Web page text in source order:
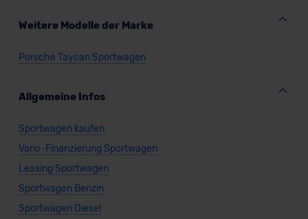
Weitere Modelle der Marke
Porsche Taycan Sportwagen
Allgemeine Infos
Sportwagen kaufen
Vario-Finanzierung Sportwagen
Leasing Sportwagen
Sportwagen Benzin
Sportwagen Diesel